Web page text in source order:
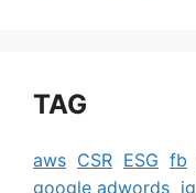
TAG
aws CSR ESG fb
google adwords ig